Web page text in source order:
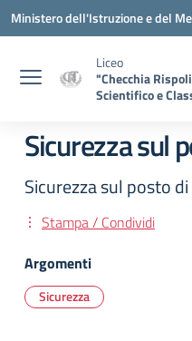
Vai ai contenuti
Vai al menu di navigazione
Vai al footer
Ministero dell'Istruzione e del
Liceo
"Checchia
Scientifico e
Sicurezza sul
Sicurezza sul posto
Stampa / Condividi
Argomenti
Sicurezza